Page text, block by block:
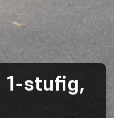
1-stufig,